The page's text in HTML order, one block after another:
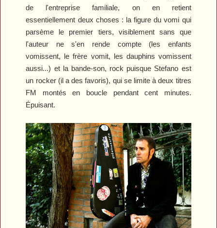
de l'entreprise familiale, on en retient
essentiellement deux choses : la figure du vomi qui
parsème le premier tiers, visiblement sans que
l'auteur ne s'en rende compte (les enfants
vomissent, le frère vomit, les dauphins vomissent
aussi...) et la bande-son, rock puisque Stefano est
un rocker (il a des favoris), qui se limite à deux titres
FM montés en boucle pendant cent minutes.
Épuisant.